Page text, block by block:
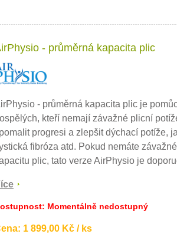
- průměrná kapacita plic
- průměrná kapacita plic je
kteří nemají závažné plicní
progresi a zlepšit dýchací potíže,
fibróza atd. Pokud nemáte
plic, tato verze AirPhysio je
Momentálně nedostupný
1 899,00 Kč / ks